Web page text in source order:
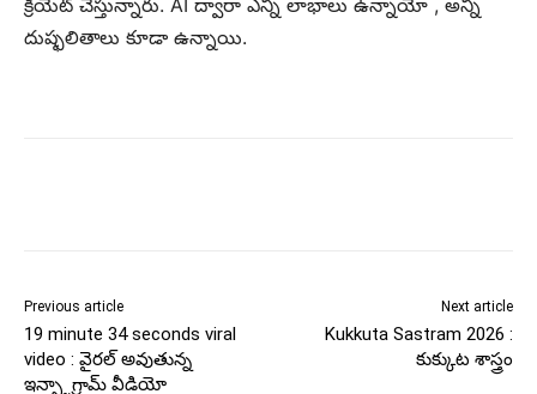
క్రియేట్ చేస్తున్నారు. AI ద్వారా ఎన్ని లాభాలు ఉన్నాయో , అన్ని
దుష్ఫలితాలు కూడా ఉన్నాయి.
Previous article
19 minute 34 seconds viral
video : వైరల్ అవుతున్న
ఇన్స్టాగ్రామ్ వీడియో
Next article
Kukkuta Sastram 2026 :
కుక్కుట శాస్త్రం